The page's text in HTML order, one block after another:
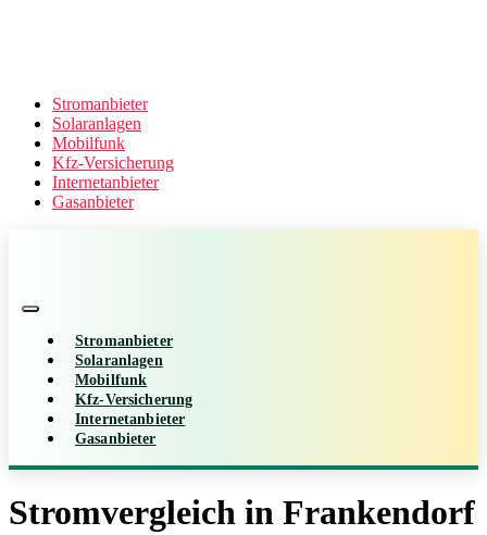
Stromanbieter
Solaranlagen
Mobilfunk
Kfz-Versicherung
Internetanbieter
Gasanbieter
Stromanbieter
Solaranlagen
Mobilfunk
Kfz-Versicherung
Internetanbieter
Gasanbieter
Stromvergleich in Frankendorf